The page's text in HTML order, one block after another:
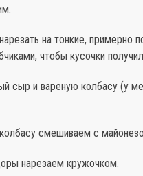
на тонкие, примерно
чтобы кусочки
сыр и вареную колбасу (у
смешиваем с
нарезаем кружочком.